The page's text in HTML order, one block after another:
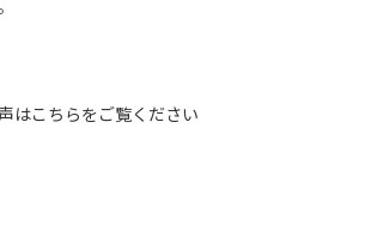
はこちらをご覧ください